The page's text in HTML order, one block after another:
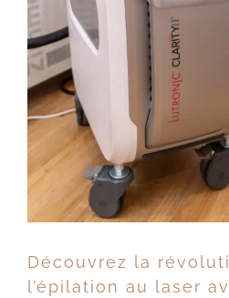
Découvrez la
l’épilation au laser